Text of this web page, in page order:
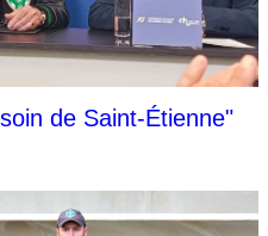
de Saint-Étienne"